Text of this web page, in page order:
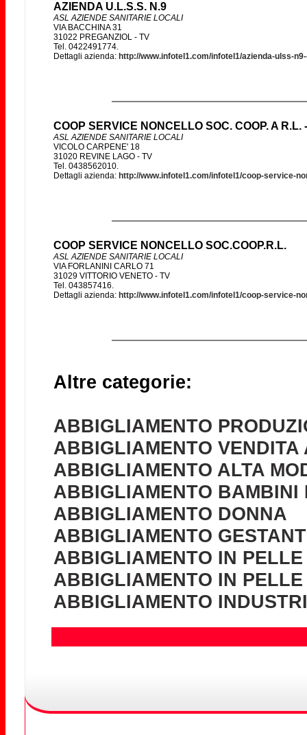
AZIENDA U.L.S.S. N.9
ASL AZIENDE SANITARIE LOCALI
VIA BACCHINA 31
31022 PREGANZIOL - TV
Tel. 0422491774.
Dettagli azienda: http://www.infotel1.com/infotel1/azienda-ulss-
COOP SERVICE NONCELLO SOC. COOP. A R.L.
ASL AZIENDE SANITARIE LOCALI
VICOLO CARPENE' 18
31020 REVINE LAGO - TV
Tel. 0438562010.
Dettagli azienda: http://www.infotel1.com/infotel1/coop-service-
COOP SERVICE NONCELLO SOC.COOP.R.L.
ASL AZIENDE SANITARIE LOCALI
VIA FORLANINI CARLO 71
31029 VITTORIO VENETO - TV
Tel. 043857416.
Dettagli azienda: http://www.infotel1.com/infotel1/coop-service-
Altre categorie:
ABBIGLIAMENTO
ABBIGLIAMENTO VENDITA
ABBIGLIAMENTO ALTA
ABBIGLIAMENTO BAMBINI
ABBIGLIAMENTO DONNA
ABBIGLIAMENTO
ABBIGLIAMENTO IN
ABBIGLIAMENTO IN
ABBIGLIAMENTO